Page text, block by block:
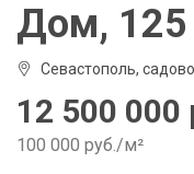
Дом, 125
Севастополь,
12 500 000
100 000 руб./м²